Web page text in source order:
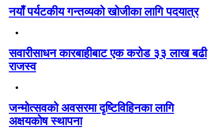
नयाँ पर्यटकीय गन्तव्यको खोजीका लागि पदयात्र
सवारीसाधन कारबाहीबाट एक करोड ३३ लाख बढी
राजस्व
जन्मोत्सवको अवसरमा दृष्टिविहिनका लागि
अक्षयकोष स्थापना